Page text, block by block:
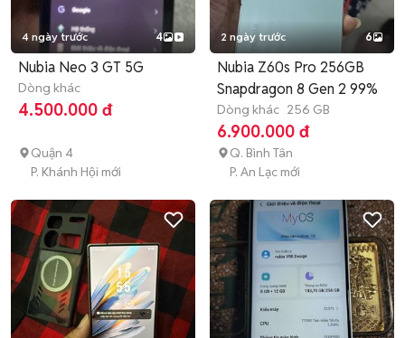
4 ngày trước 4
Nubia Neo 3 GT 5G
Dòng khác
4.500.000 đ
Quận 4
P. Khánh Hội mới
2 ngày trước 6
Nubia Z60s Pro 256GB
Snapdragon 8 Gen 2 99%
Dòng khác 256 GB
6.900.000 đ
Q. Bình Tân
P. An Lạc mới